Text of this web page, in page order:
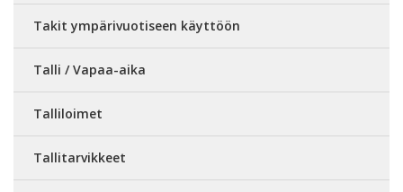
Takit ympärivuotiseen käyttöön
Talli / Vapaa-aika
Talliloimet
Tallitarvikkeet